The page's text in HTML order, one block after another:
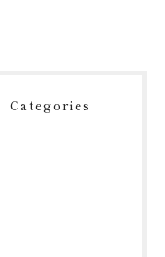
Categories